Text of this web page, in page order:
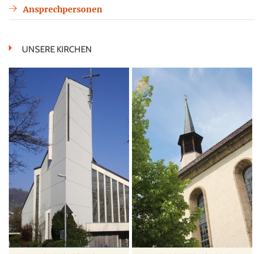
Ansprechpersonen
UNSERE KIRCHEN